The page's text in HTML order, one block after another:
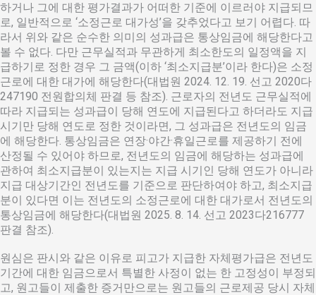
하거나 그에 대한 평가결과가 어떠한 기준에 이르러야 지급되므
로, 일반적으로 ‘소정근로 대가성’을 갖추었다고 보기 어렵다. 따
라서 위와 같은 순수한 의미의 성과급은 통상임금에 해당한다고
볼 수 없다. 다만 근무실적과 무관하게 최소한도의 일정액을 지
급하기로 정한 경우 그 금액(이하 ‘최소지급분’이라 한다)은 소정
근로에 대한 대가에 해당한다(대법원 2024. 12. 19. 선고 2020다
247190 전원합의체 판결 등 참조). 근로자의 전년도 근무실적에
따라 지급되는 성과급이 당해 연도에 지급된다고 하더라도 지급
시기만 당해 연도로 정한 것이라면, 그 성과급은 전년도의 임금
에 해당한다. 통상임금은 연장·야간·휴일근로를 제공하기 전에
산정될 수 있어야 하므로, 전년도의 임금에 해당하는 성과급에
관하여 최소지급분이 있는지는 지급 시기인 당해 연도가 아니라
지급 대상기간인 전년도를 기준으로 판단하여야 하고, 최소지급
분이 있다면 이는 전년도의 소정근로에 대한 대가로서 전년도의
통상임금에 해당한다(대법원 2025. 8. 14. 선고 2023다216777
판결 참조).
원심은 판시와 같은 이유로 피고가 지급한 자체평가급은 전년도
기간에 대한 임금으로서 특별한 사정이 없는 한 고정성이 부정되
고, 원고들이 제출한 증거만으로는 원고들의 근로제공 당시 자체